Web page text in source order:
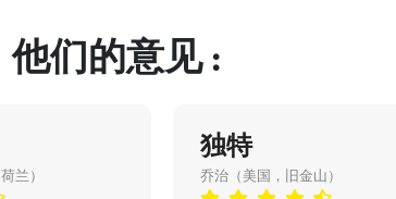
他们的意见 :
兰）
独特
乔治（美国，旧金山）